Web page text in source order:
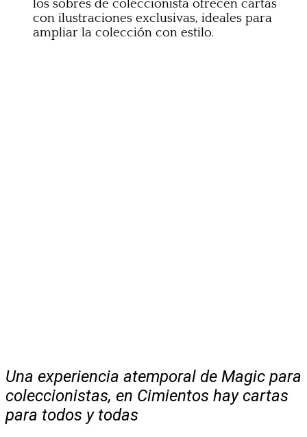
los sobres de coleccionista ofrecen cartas
con ilustraciones exclusivas, ideales para
ampliar la colección con estilo.
Una experiencia atemporal de Magic para
coleccionistas, en Cimientos hay cartas
para todos y todas